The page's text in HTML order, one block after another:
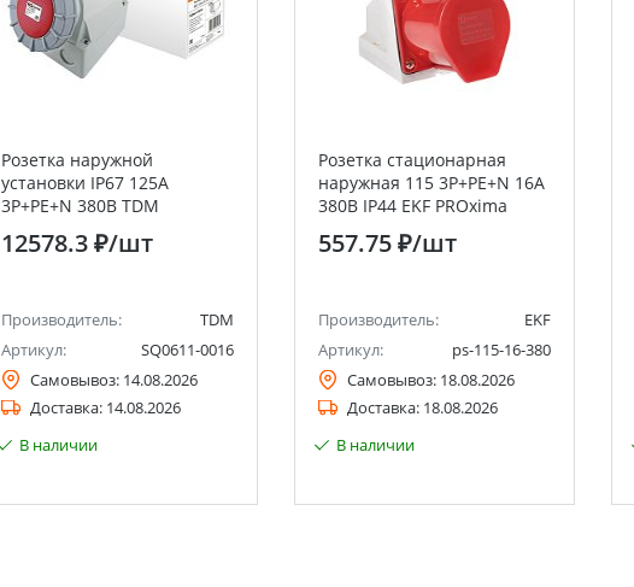
Розетка наружной
установки IP67 125А
3Р+РЕ+N 380В TDM
12578.3 ₽/шт
Производитель:
TDM
Артикул:
SQ0611-0016
Самовывоз: 14.08.2026
Доставка: 14.08.2026
В наличии
Розетка стационарная
наружная 115 3Р+РЕ+N 16А
380В IP44 EKF PROxima
557.75 ₽/шт
Производитель:
EKF
Артикул:
ps-115-16-380
Самовывоз: 18.08.2026
Доставка: 18.08.2026
В наличии